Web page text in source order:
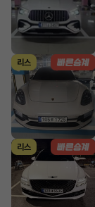
리스
리스